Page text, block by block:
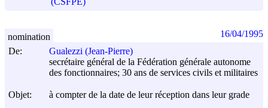
De:
Gualezzi (Jean-Pierre)
secrétaire général de la Fédération générale autonome
des fonctionnaires; 30 ans de services civils et militaires
Objet:
à compter de la date de leur réception dans leur grade
nomination 16/04/1995